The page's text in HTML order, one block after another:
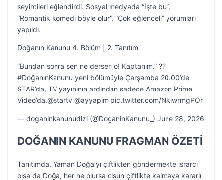
seyircileri eğlendirdi. Sosyal medyada “İşte bu”,
“Romantik komedi böyle olur”, “Çok eğlenceli” yorumları
yapıldı.
Doğanın Kanunu 4. Bölüm | 2. Tanıtım
“Bundan sonra sen ne dersen o! Kaptanım.” ?️?
#DoğanınKanunu yeni bölümüyle Çarşamba 20.00’de
STAR’da, TV yayınının ardından sadece Amazon Prime
Video’da.@startv @ayyapim pic.twitter.com/NkiwrmgPOr
— doganinkanunudizi (@DoganinKanunu_) June 28, 2026
DOĞANIN KANUNU FRAGMAN ÖZETİ
Tanıtımda, Yaman Doğa’yı çiftlikten göndermekte ısrarcı
olsa da Doğa, her ne olursa olsun çiftlikte kalmaya kararlı